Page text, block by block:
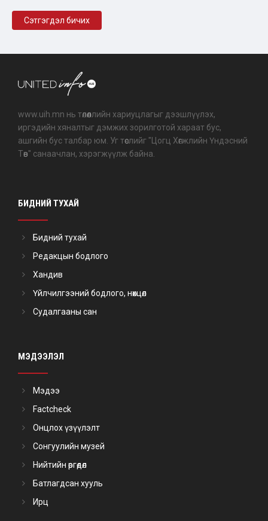
www.uih.mn нь төлөөллийн хариуцлагыг дээшлүүлэх,
иргэдийн хяналтыг дэмжих зорилготой хараат бус,
ашгийн бус талбар юм. Уг төслийг "Цогц Хөгжлийн Үндэсний
Төв" санаачлан, хэрэгжүүлж байна.
БИДНИЙ ТУХАЙ
Бидний тухай
Редакцын бодлого
Хандив
Үйлчилгээний бодлого, нөхцөл
Судалгааны сан
МЭДЭЭЛЭЛ
Мэдээ
Factcheck
Онцлох үзүүлэлт
Сонгуулийн музей
Нийтийн өргөдөл
Батлагдсан хууль
Ирц